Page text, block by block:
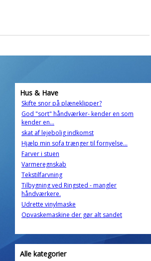
Hus & Have
Skifte snor på plæneklipper?
God "sort" håndværker- kender en som
kender en...
skat af lejebolig indkomst
Hjælp min sofa trænger til fornyelse...
Farver i stuen
Varmeregnskab
Tekstilfarvning
Tilbygning ved Ringsted - mangler
håndværkere.
Udrette vinylmaske
Opvaskemaskine der gør alt sandet
Alle kategorier